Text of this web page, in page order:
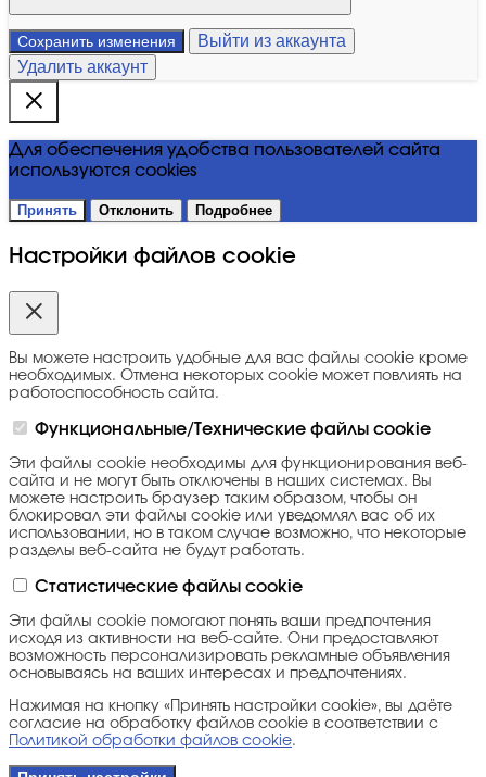
Сохранить изменения
Выйти из аккаунта
Удалить аккаунт
Для обеспечения удобства пользователей сайта
используются cookies
Принять Отклонить Подробнее
Настройки файлов cookie
Вы можете настроить удобные для вас файлы cookie кроме
необходимых. Отмена некоторых cookie может повлиять на
работоспособность сайта.
Функциональные/Технические файлы cookie
Эти файлы cookie необходимы для функционирования веб-
сайта и не могут быть отключены в наших системах. Вы
можете настроить браузер таким образом, чтобы он
блокировал эти файлы cookie или уведомлял вас об их
использовании, но в таком случае возможно, что некоторые
разделы веб-сайта не будут работать.
Статистические файлы cookie
Эти файлы cookie помогают понять ваши предпочтения
исходя из активности на веб-сайте. Они предоставляют
возможность персонализировать рекламные объявления
основываясь на ваших интересах и предпочтениях.
Нажимая на кнопку «Принять настройки cookie», вы даёте
согласие на обработку файлов cookie в соответствии с
Политикой обработки файлов cookie.